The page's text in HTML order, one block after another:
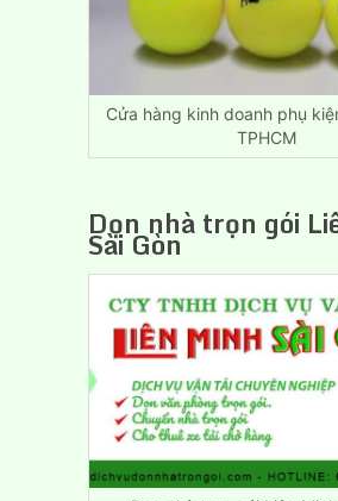
Hòa
Đồng
Nai
Cửa hàng kinh doanh phụ
TPHCM
Dọn nhà trọn gói
Sài Gòn